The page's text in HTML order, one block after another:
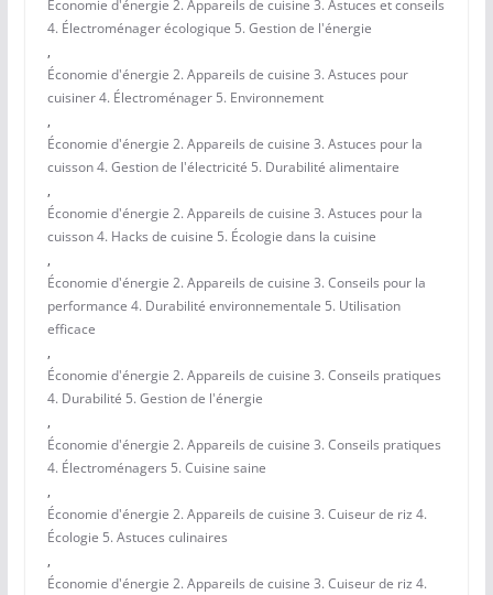
Économie d'énergie 2. Appareils de cuisine 3. Astuces et conseils
4. Électroménager écologique 5. Gestion de l'énergie
,
Économie d'énergie 2. Appareils de cuisine 3. Astuces pour
cuisiner 4. Électroménager 5. Environnement
,
Économie d'énergie 2. Appareils de cuisine 3. Astuces pour la
cuisson 4. Gestion de l'électricité 5. Durabilité alimentaire
,
Économie d'énergie 2. Appareils de cuisine 3. Astuces pour la
cuisson 4. Hacks de cuisine 5. Écologie dans la cuisine
,
Économie d'énergie 2. Appareils de cuisine 3. Conseils pour la
performance 4. Durabilité environnementale 5. Utilisation
efficace
,
Économie d'énergie 2. Appareils de cuisine 3. Conseils pratiques
4. Durabilité 5. Gestion de l'énergie
,
Économie d'énergie 2. Appareils de cuisine 3. Conseils pratiques
4. Électroménagers 5. Cuisine saine
,
Économie d'énergie 2. Appareils de cuisine 3. Cuiseur de riz 4.
Écologie 5. Astuces culinaires
,
Économie d'énergie 2. Appareils de cuisine 3. Cuiseur de riz 4.